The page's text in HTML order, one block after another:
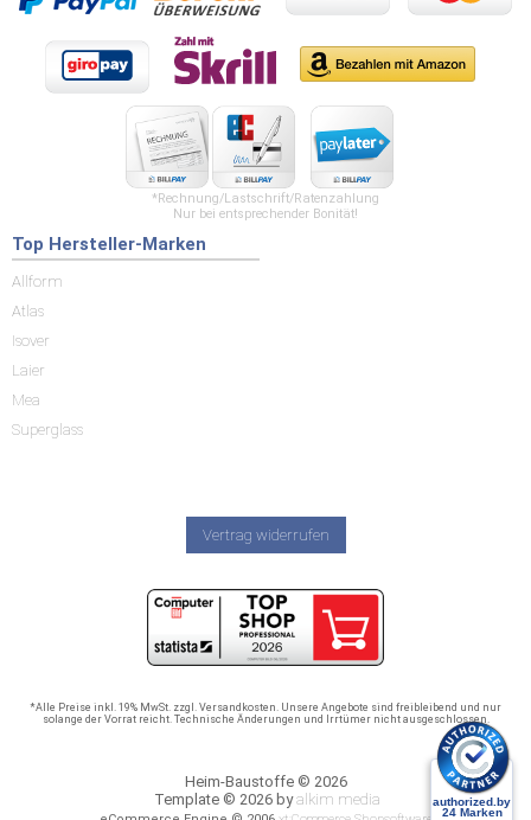
*Rechnung/Lastschrift/Ratenzahlung
Nur bei entsprechender Bonität!
Top Hersteller-Marken
Allform
Atlas
Isover
Laier
Mea
Superglass
Vertrag widerrufen
*Alle Preise inkl. 19% MwSt. zzgl. Versandkosten. Unsere Angebote sind freibleibend und nur
solange der Vorrat reicht. Technische Änderungen und Irrtümer nicht ausgeschlossen.
Heim-Baustoffe © 2026
Template © 2026 byalkim media